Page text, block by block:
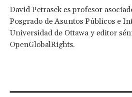
David Petrasek es profesor
Posgrado de Asuntos Públicos e
Universidad de Ottawa y editor
OpenGlobalRights.